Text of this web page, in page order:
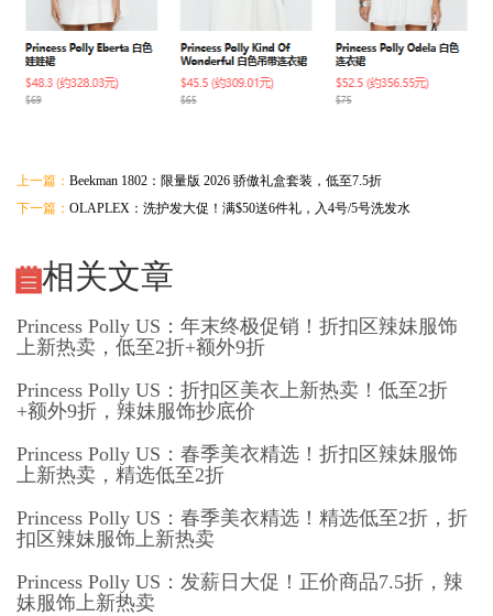
上一篇： Beekman 1802：限量版 2026 骄傲礼盒套装，低至7.5折
下一篇： OLAPLEX：洗护发大促！满$50送6件礼，入4号/5号洗发水
相关文章
Princess Polly US：年末终极促销！折扣区辣妹服饰
上新热卖，低至2折+额外9折
Princess Polly US：折扣区美衣上新热卖！低至2折
+额外9折，辣妹服饰抄底价
Princess Polly US：春季美衣精选！折扣区辣妹服饰
上新热卖，精选低至2折
Princess Polly US：春季美衣精选！精选低至2折，折
扣区辣妹服饰上新热卖
Princess Polly US：发薪日大促！正价商品7.5折，辣
妹服饰上新热卖